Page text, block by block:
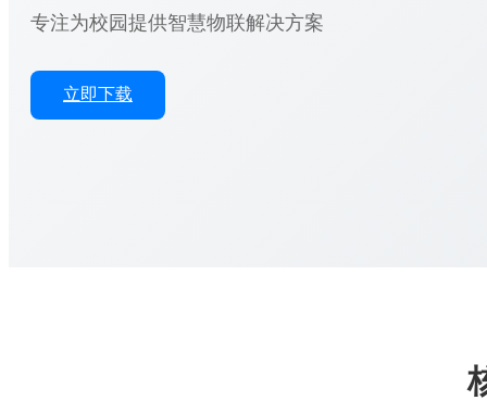
专注为校园提供智慧物联解决方案
立即下载